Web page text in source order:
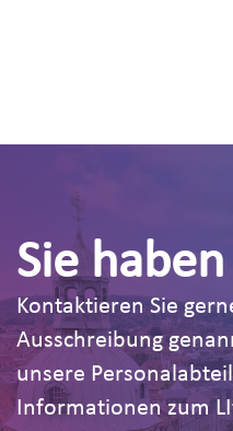
Sie
Kontaktieren Sie
Ausschreibung
unsere
Informationen zum